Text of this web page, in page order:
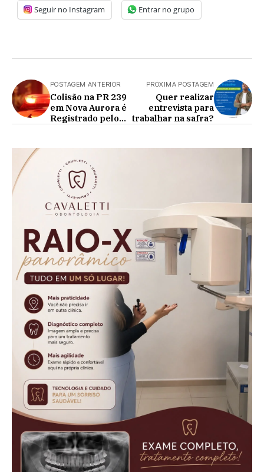
Seguir no Instagram Entrar no grupo
POSTAGEM ANTERIOR
Colisão na PR 239
em Nova Aurora é
Registrado pelo
PRÓXIMA POSTAGEM
Quer realizar
entrevista para
trabalhar na safra?